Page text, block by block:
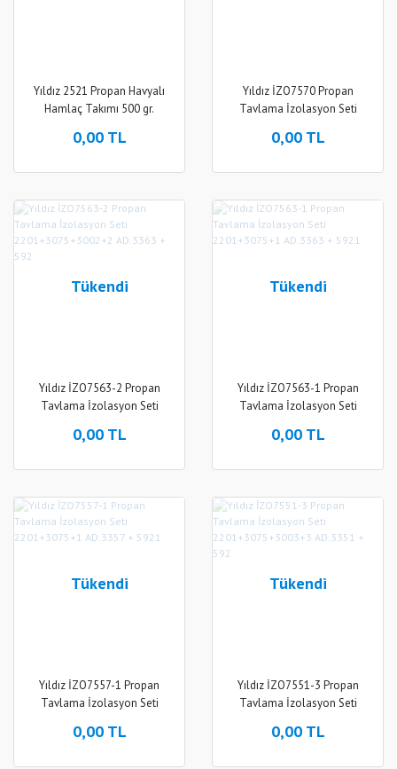
Yıldız 2521 Propan Havyalı
Hamlaç Takımı 500 gr.
0,00 TL
Yıldız İZO7570 Propan
Tavlama İzolasyon Seti
0,00 TL
Tükendi
Yıldız İZO7563-2 Propan
Tavlama İzolasyon Seti
+ 592
0,00 TL
Tükendi
Yıldız İZO7563-1 Propan
Tavlama İzolasyon Seti
0,00 TL
Tükendi
Yıldız İZO7557-1 Propan
Tavlama İzolasyon Seti
0,00 TL
Tükendi
Yıldız İZO7551-3 Propan
Tavlama İzolasyon Seti
+ 592
0,00 TL